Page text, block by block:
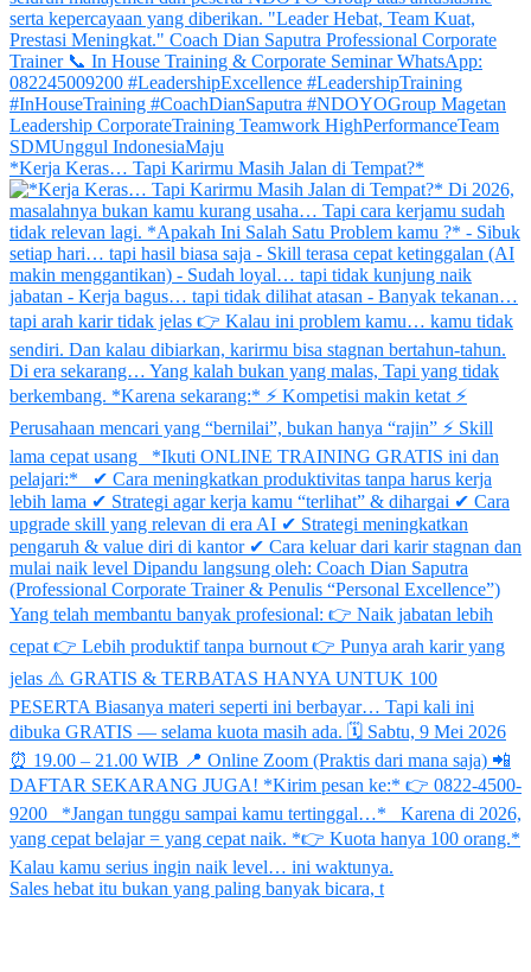
*Kerja Keras… Tapi Karirmu Masih Jalan di Tempat?*
Sales hebat itu bukan yang paling banyak bicara, t